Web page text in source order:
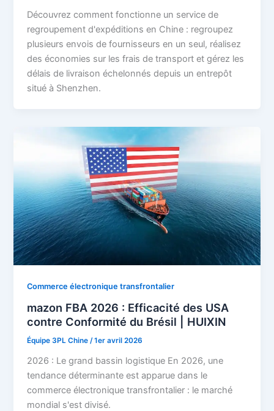
Découvrez comment fonctionne un service de
regroupement d'expéditions en Chine : regroupez
plusieurs envois de fournisseurs en un seul, réalisez
des économies sur les frais de transport et gérez les
délais de livraison échelonnés depuis un entrepôt
situé à Shenzhen.
Commerce électronique transfrontalier
mazon FBA 2026 : Efficacité des USA
contre Conformité du Brésil | HUIXIN
Équipe 3PL Chine /1er avril 2026
2026 : Le grand bassin logistique En 2026, une
tendance déterminante est apparue dans le
commerce électronique transfrontalier : le marché
mondial s'est divisé.